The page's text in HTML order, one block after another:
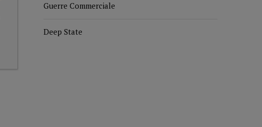
Guerre Commerciale
Deep State